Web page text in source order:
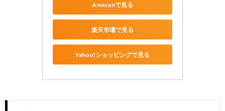
Amazonで見る
楽天市場で見る
Yahoo!ショッピングで見る